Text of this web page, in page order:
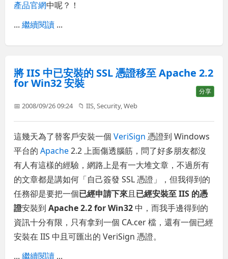
產品官網中呢？！
...繼續閱讀 ...
將 IIS 中已安裝的 SSL 憑證移至 Apache 2.2
for Win32 安裝
分享
📅 2008/09/26 09:24 📁IIS ,Security,Web
這幾天為了替客戶安裝一個VeriSign 憑證到 Windows
平台的Apache2.2 上面傷透腦筋，問了好多朋友都沒
有人有這樣的經驗，網路上是有一大堆文章，不過所有
的文章都是講如何「自己簽發 SSL 憑證」，但我得到的
任務卻是要把一個已經申請下來且已經安裝至 IIS 的憑
證安裝到Apache 2.2 for Win32 中，而我手邊得到的
資訊十分有限，只有拿到一個 CA.cer 檔，還有一個已經
安裝在 IIS 中且可匯出的 VeriSign 憑證。
...繼續閱讀 ...